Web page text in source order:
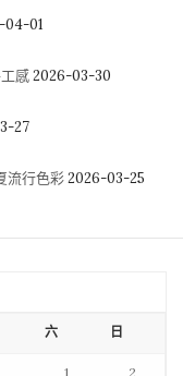
04-01
感 2026-03-30
27
流行色彩 2026-03-25
六 日
1 2